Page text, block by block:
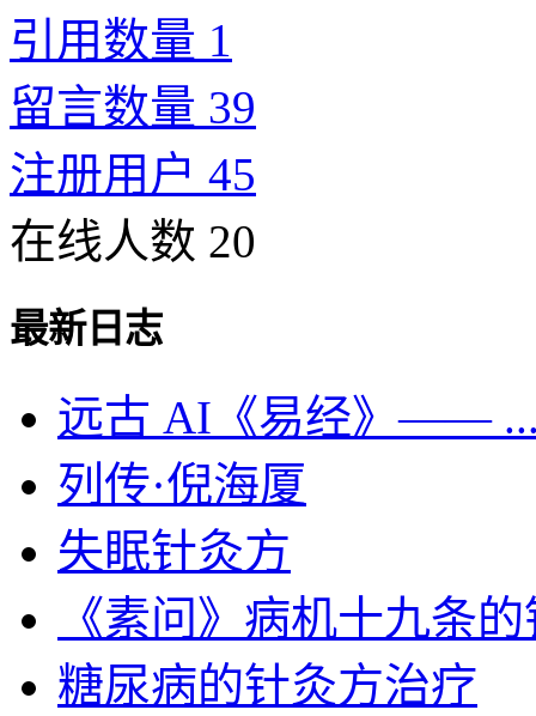
引用数量 1
留言数量 39
注册用户 45
在线人数 20
最新日志
远古 AI《易经》——
列传·倪海厦
失眠针灸方
《素问》病机十九条
糖尿病的针灸方治疗